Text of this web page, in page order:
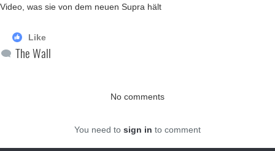
Video, was sie von dem neuen Supra hält
Like
The Wall
No comments
You need to sign in to comment